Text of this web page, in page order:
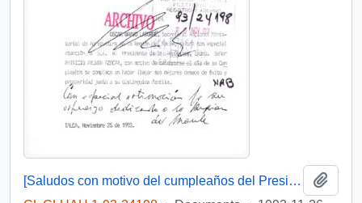
[Saludos con motivo del cumpleaños del Presidente]